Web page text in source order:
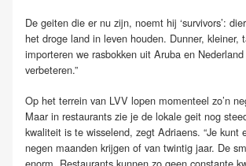
De geiten die er nu zijn, noemt hij ‘survivors’:
het droge land in leven houden. Dunner, kleiner,
importeren we rasbokken uit Aruba en
verbeteren.”
Op het terrein van LVV lopen momenteel zo’n
Maar in restaurants zie je de lokale geit nog
kwaliteit is te wisselend, zegt Adriaens. “Je kunt
negen maanden krijgen of van twintig jaar. De